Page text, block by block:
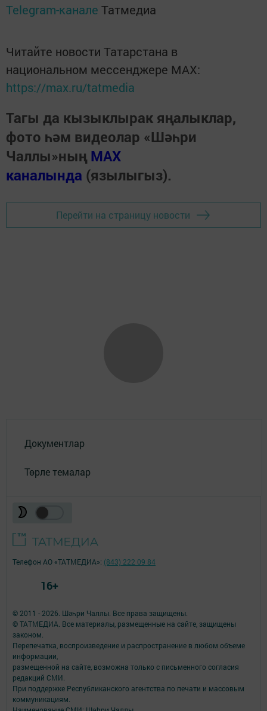
Telegram-канале Татмедиа
Читайте новости Татарстана в
национальном мессенджере MАХ:
https://max.ru/tatmedia
Тагы да кызыклырак яңалыклар,
фото һәм видеолар «Шәһри
Чаллы»ның MAX
каналында (язылыгыз).
Перейти на страницу новости
Документлар
Төрле темалар
© 2011 - 2026. Шәһри Чаллы. Все права защищены.
© ТАТМЕДИА. Все материалы, размещенные на сайте, защищены
законом.
Перепечатка, воспроизведение и распространение в любом объеме
информации,
размещенной на сайте, возможна только с письменного согласия
редакций СМИ.
При поддержке Республиканского агентства по печати и массовым
коммуникациям.
Телефон АО «ТАТМЕДИА»: (843) 222 09 84
16+